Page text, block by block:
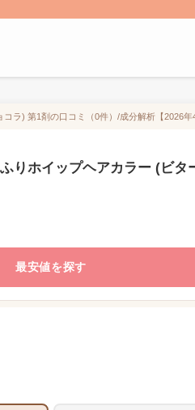
ラ) 第1剤の口コミ（0件）/成分解析【2026年
りホイップヘアカラー (ビタ
最安値を探す